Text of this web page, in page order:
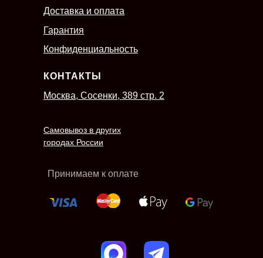
Гарантия
Конфиденциальность
КОНТАКТЫ
Самовывоз в других
городах России
Принимаем к оплате
Москва, Сосенки, 389 стр. 2
Доставка и оплата